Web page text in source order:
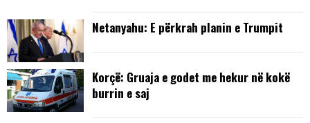
Netanyahu: E përkrah planin e Trumpit
Korçë: Gruaja e godet me hekur në kokë
burrin e saj